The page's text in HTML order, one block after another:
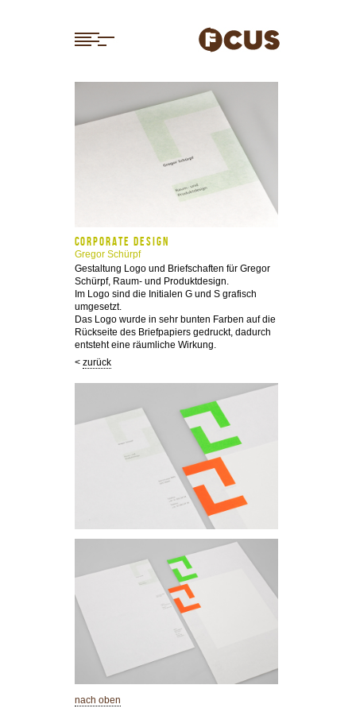
CORPORATE DESIGN
Gregor Schürpf
Gestaltung Logo und Briefschaften für Gregor
Schürpf, Raum- und Produktdesign.
Im Logo sind die Initialen G und S grafisch
umgesetzt.
Das Logo wurde in sehr bunten Farben auf die
Rückseite des Briefpapiers gedruckt, dadurch
entsteht eine räumliche Wirkung.
< zurück
nach oben
Gestaltung Logo und Briefschaften für Gregor Schürpf, Raum-
Im Logo sind die Initialen G und S grafisch umgesetzt.
Das Logo wurde in sehr bunten Farben auf die Rückseite des
gedruckt, dadurch entsteht eine räumliche Wirkung.